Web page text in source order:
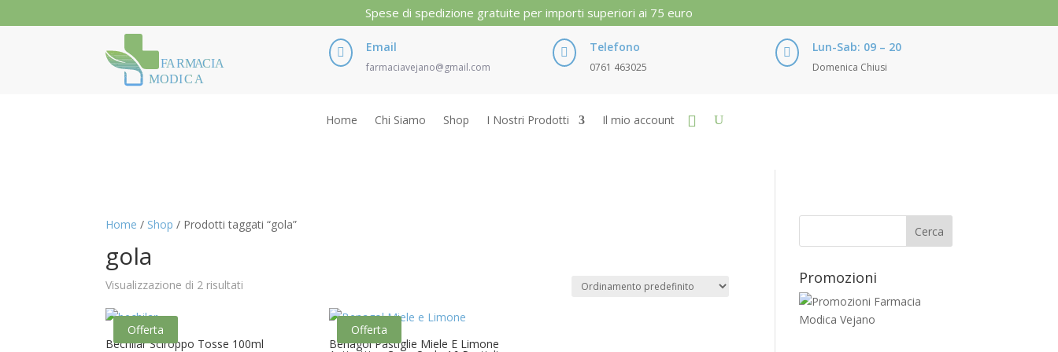
Spese di spedizione gratuite per importi superiori ai 75 euro
FARMACIA
MODICA
 Email
farmaciavejano@gmail.com
 Telefono
0761 463025
 Lun-Sab: 09 – 20
Domenica Chiusi
Home Chi Siamo Shop I Nostri Prodotti Il mio account
Home / Shop / Prodotti taggati “gola”
gola
Visualizzazione di 2 risultati
Offerta
Bechilar Sciroppo Tosse 100ml
Offerta
Benagol Pastiglie Miele E Limone
Promozioni